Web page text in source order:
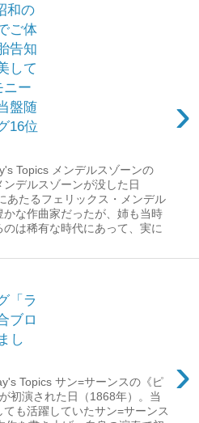
和の
ご体
告知
して
ー
盤随
16位
›
Topics メンデルスゾーンの
デルスゾーンが没した日
あたるフェリックス・メンデル
かな作曲家だったが、姉も当時
は稀有な時代にあって、実に
「ラ
ブロ
し
›
Topics サン=サーンスの《ピ
初演された日（1868年）。当
も活躍していたサン=サーンス